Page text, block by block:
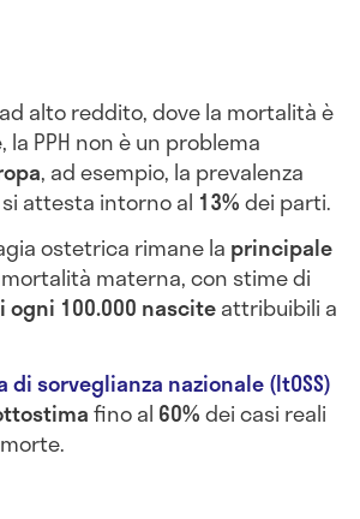
alto reddito, dove la mortalità è
PPH non è un problema
, ad esempio, la prevalenza
attesta intorno al 13%dei parti.
ostetrica rimane la principale
materna, con stime di
ogni 100.000 nasciteattribuibili a
di sorveglianza nazionale (ItOSS)
fino al 60%dei casi reali